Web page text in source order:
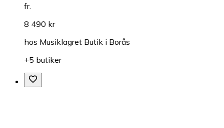
fr.
8 490 kr
hos Musiklagret Butik i Borås
+5 butiker